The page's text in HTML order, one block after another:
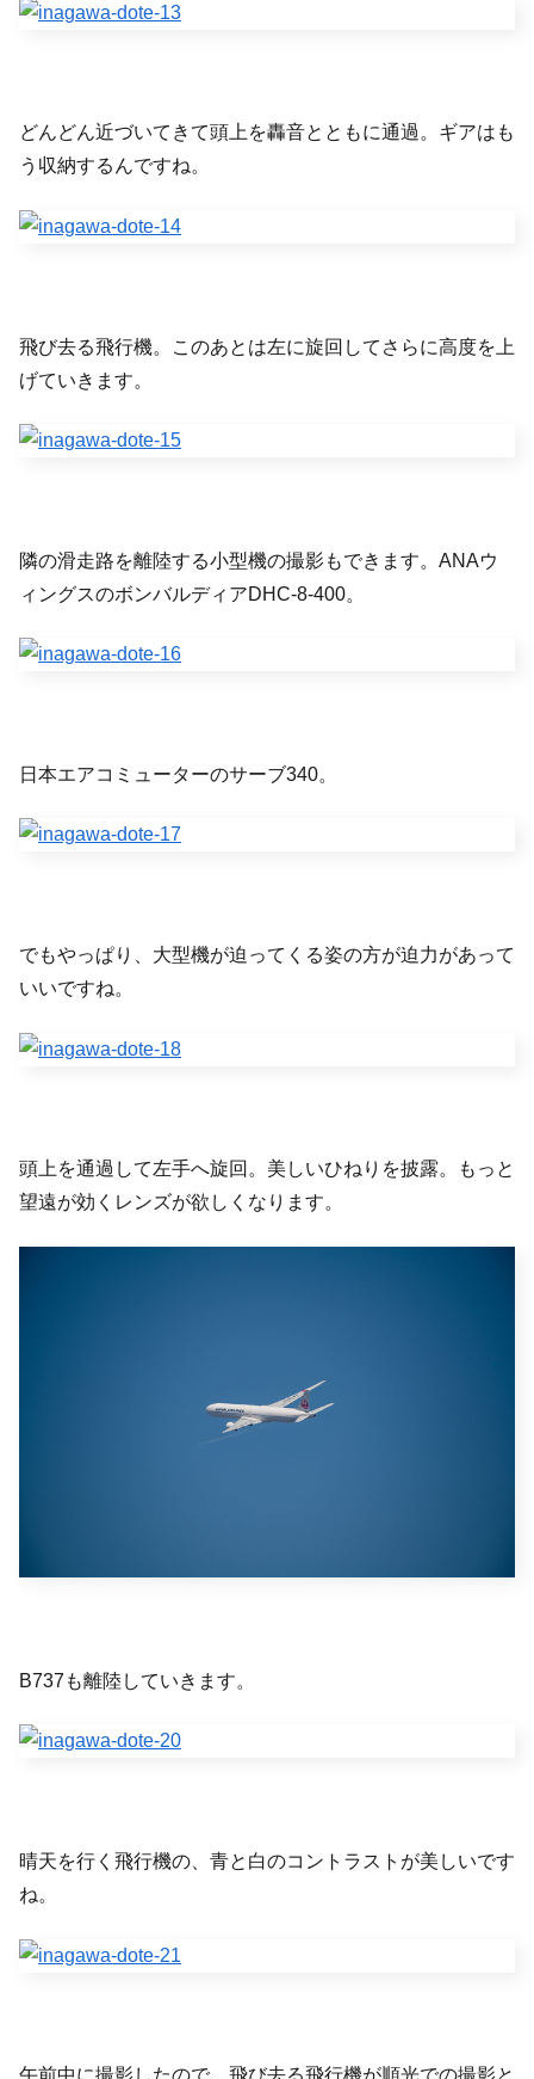
どんどん近づいてきて頭上を轟音とともに通過。ギアはも
う収納するんですね。
飛び去る飛行機。このあとは左に旋回してさらに高度を上
げていきます。
隣の滑走路を離陸する小型機の撮影もできます。ANAウ
ィングスのボンバルディアDHC-8-400。
日本エアコミューターのサーブ340。
でもやっぱり、大型機が迫ってくる姿の方が迫力があって
いいですね。
頭上を通過して左手へ旋回。美しいひねりを披露。もっと
望遠が効くレンズが欲しくなります。
B737も離陸していきます。
晴天を行く飛行機の、青と白のコントラストが美しいです
ね。